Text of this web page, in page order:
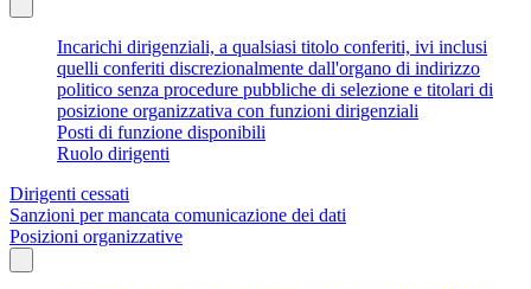
Incarichi dirigenziali, a qualsiasi titolo conferiti, ivi inclusi
quelli conferiti discrezionalmente dall'organo di indirizzo
politico senza procedure pubbliche di selezione e titolari di
posizione organizzativa con funzioni dirigenziali
Posti di funzione disponibili
Ruolo dirigenti
Dirigenti cessati
Sanzioni per mancata comunicazione dei dati
Posizioni organizzative